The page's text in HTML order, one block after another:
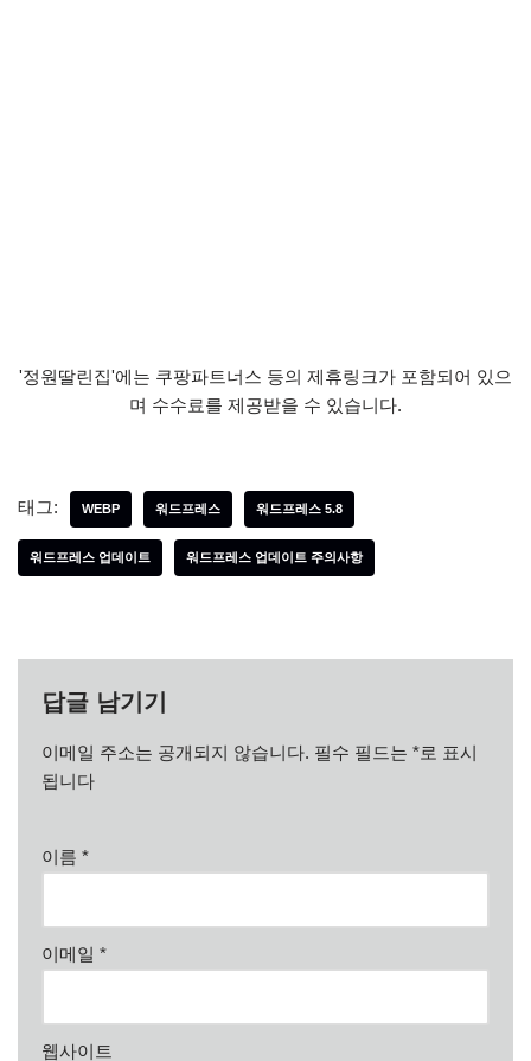
'정원딸린집'에는 쿠팡파트너스 등의 제휴링크가 포함되어 있으
며 수수료를 제공받을 수 있습니다.
태그: WEBP 워드프레스 워드프레스 5.8
워드프레스 업데이트 워드프레스 업데이트 주의사항
답글 남기기
이메일 주소는 공개되지 않습니다. 필수 필드는 *로 표시
됩니다
이름 *
이메일 *
웹사이트